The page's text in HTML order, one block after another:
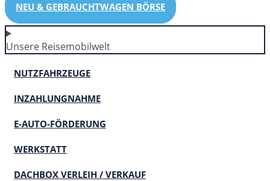
NEU & GEBRAUCHTWAGEN BÖRSE
Unsere Reisemobilwelt
NUTZFAHRZEUGE
INZAHLUNGNAHME
E-AUTO-FÖRDERUNG
WERKSTATT
DACHBOX VERLEIH / VERKAUF